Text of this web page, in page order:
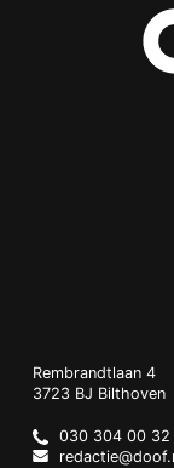
Doof.nl
work
Rembrandtlaan 4
3723 BJ Bilthoven
Netherlands
030 304 00 32